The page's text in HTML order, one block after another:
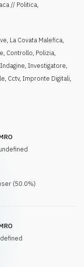
// Politica,
, La Covata Malefica,
, Controllo, Polizia,
Indagine, Investigatore,
, Cctv, Impronte Digitali,
(50.0%)